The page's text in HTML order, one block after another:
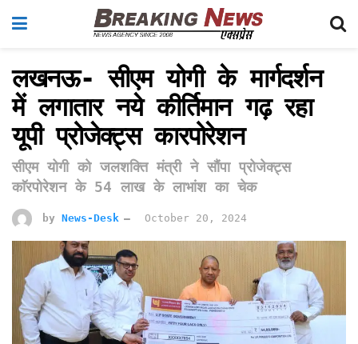
लखनऊ- सीएम योगी के मार्गदर्शन
में लगातार नये कीर्तिमान गढ़ रहा
यूपी प्रोजेक्ट्स कारपोरेशन
सीएम योगी काे जलशक्ति मंत्री ने सौंपा प्रोजेक्ट्स
काॅरपोरेशन के 54 लाख के लाभांश का चेक
by News-Desk October 20, 2024